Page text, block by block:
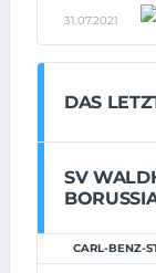
31.07.2021
DAS
SV
CARL-BENZ-